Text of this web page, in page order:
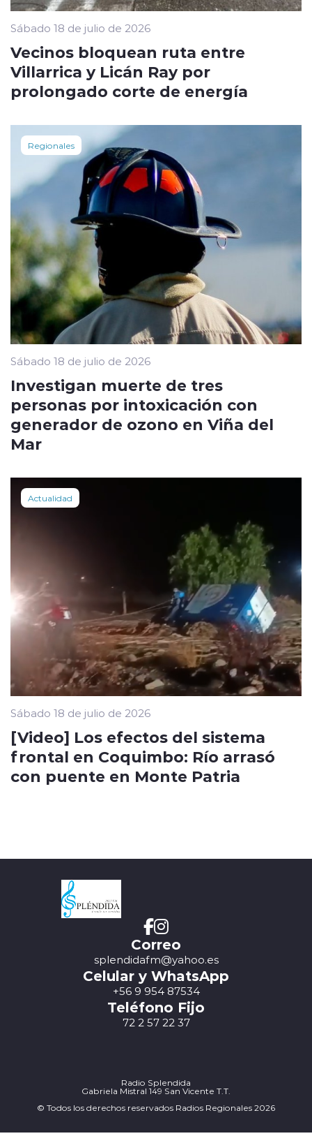
Sábado 18 de julio de 2026
Vecinos bloquean ruta entre
Villarrica y Licán Ray por
prolongado corte de energía
Regionales
Sábado 18 de julio de 2026
Investigan muerte de tres
personas por intoxicación con
generador de ozono en Viña del
Mar
Actualidad
Sábado 18 de julio de 2026
[Video] Los efectos del sistema
frontal en Coquimbo: Río arrasó
con puente en Monte Patria
Correo
splendidafm@yahoo.es
Celular y WhatsApp
+56 9 954 87534
Teléfono Fijo
72 2 57 22 37
Radio Splendida
Gabriela Mistral 149 San Vicente T.T.
© Todos los derechos reservados Radios Regionales 2026